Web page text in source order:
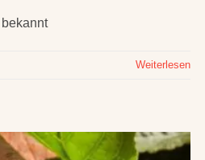
Weiterlesen